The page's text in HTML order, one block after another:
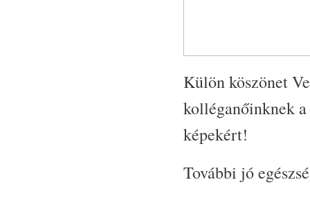
Külön köszönet
kolléganőinknek a
képekért!
További jó